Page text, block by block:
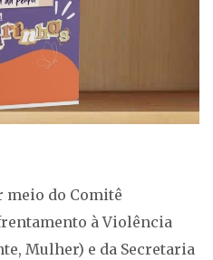
meio do Comitê
à Violência
Mulher) e da Secretaria